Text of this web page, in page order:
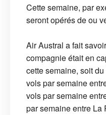
Cette semaine, par
seront opérés de ou
Air Austral a fait
compagnie était en
cette semaine, soit
vols par semaine
vols par semaine
par semaine entre La